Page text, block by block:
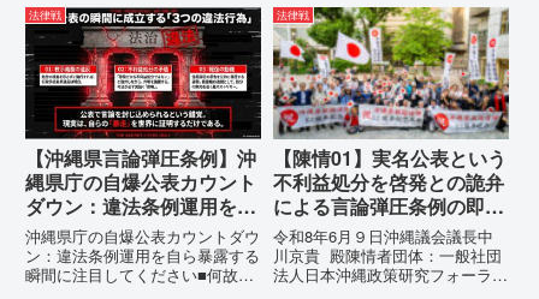
が請求した「差別認定の根拠」に
対し、県は全て非開示・存否応答
拒否を突きつけました。これは、
彼らが行政手続きの正当性を失
っ...
所：沖縄県那覇市電 話：080-
【陳情03】沖縄県におけるメデ
ィア誤報の放置および行政の不作
為に対する責任追及と再発防...
法律戦
【沖縄県言論弾圧条例】沖
縄県庁の自爆公表カウント
ダウン：違法条例運用を自
ら暴露する瞬間に注目して
ください
沖縄県庁の自爆公表カウントダウ
ン：違法条例運用を自ら暴露する
瞬間に注目してください■何故、
法律戦
【陳情01】実名公表という
不利益処分を啓発との詭弁
による言論弾圧条例の即時
運用停止を求める陳情
令和8年6月９日沖縄議会議長中
川京貴 殿陳情者団体：一般社団
法人日本沖縄政策研究フォーラム